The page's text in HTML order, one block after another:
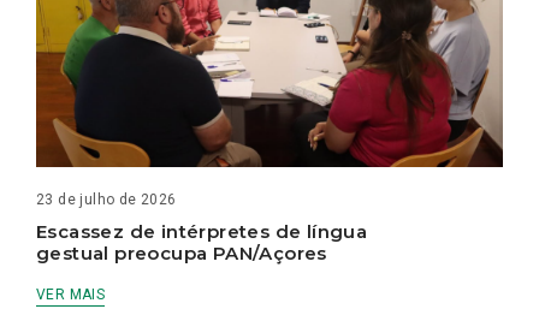
23 de julho de 2026
Escassez de intérpretes de língua
gestual preocupa PAN/Açores
VER MAIS